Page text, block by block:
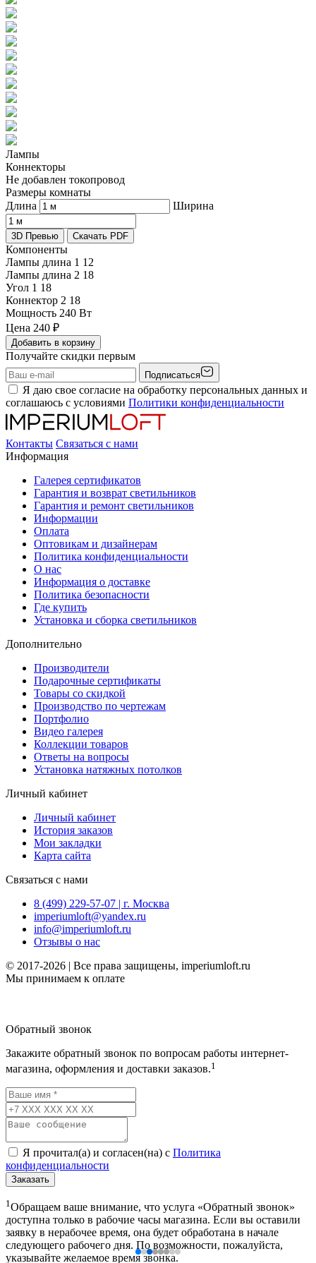
Лампы
Коннекторы
Не добавлен токопровод
Размеры комнаты
Длина
Ширина
3D Превью Скачать PDF
Компоненты
Лампы длина 1 12
Лампы длина 2 18
Угол 1 18
Коннектор 2 18
Мощность 240 Вт
Цена 240 ₽
Добавить в корзину
Получайте скидки первым
Подписаться
Я даю свое согласие на обработку персональных данных и
соглашаюсь с условиями Политики конфиденциальности
Контакты Связаться с нами
Информация
Галерея сертификатов
Гарантия и возврат светильников
Гарантия и ремонт светильников
Информации
Оплата
Оптовикам и дизайнерам
Политика конфиденциальности
О нас
Информация о доставке
Политика безопасности
Где купить
Установка и сборка светильников
Дополнительно
Производители
Подарочные сертификаты
Товары со скидкой
Производство по чертежам
Портфолио
Видео галерея
Коллекции товаров
Ответы на вопросы
Установка натяжных потолков
Личный кабинет
Личный кабинет
История заказов
Мои закладки
Карта сайта
Связаться с нами
8 (499) 229-57-07 | г. Москва
imperiumloft@yandex.ru
info@imperiumloft.ru
Отзывы о нас
© 2017-2026 | Все права защищены, imperiumloft.ru
Мы принимаем к оплате
Обратный звонок
Закажите обратный звонок по вопросам работы интернет-
магазина, оформления и доставки заказов.1
Я прочитал(а) и согласен(на) с Политика
конфиденциальности
Заказать
1 Обращаем ваше внимание, что услуга «Обратный звонок»
доступна только в рабочие часы магазина. Если вы оставили
заявку в нерабочее время, она будет обработана в начале
следующего рабочего дня. По возможности, пожалуйста,
указывайте желаемое время звонка.